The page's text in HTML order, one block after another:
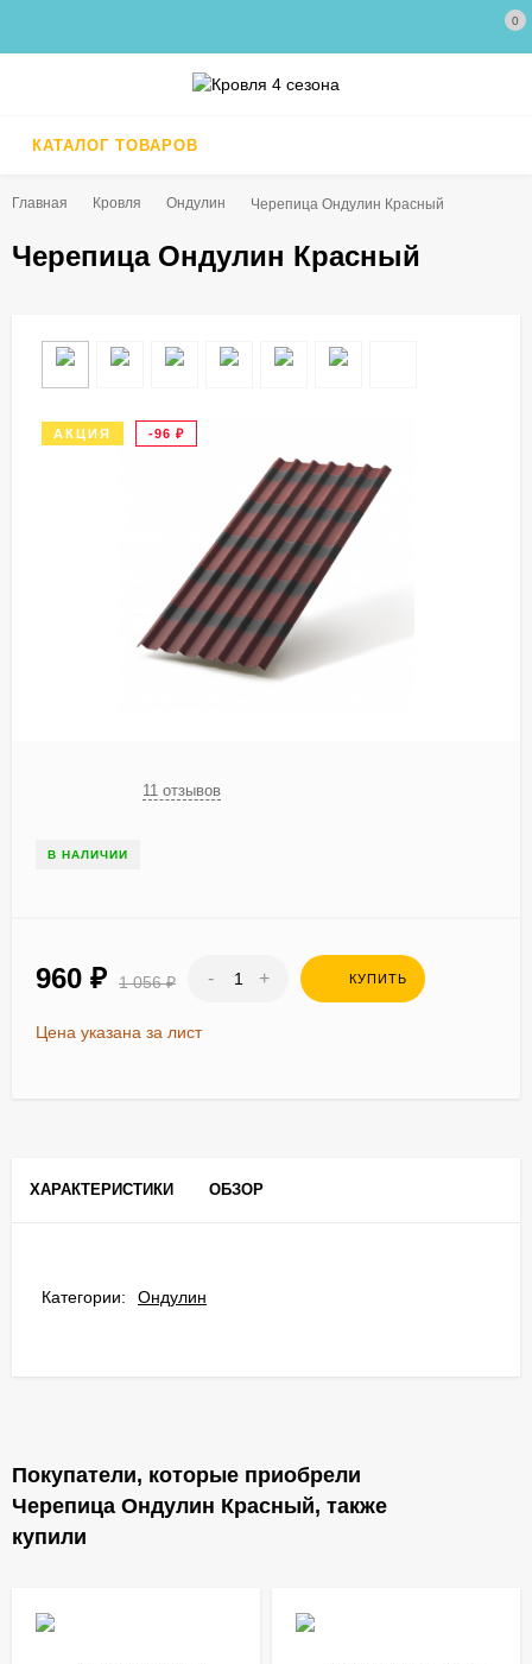
0
КАТАЛОГ ТОВАРОВ
Главная Кровля Ондулин Черепица Ондулин Красный
Черепица Ондулин Красный
АКЦИЯ -96 ₽
11 отзывов
В НАЛИЧИИ
960 ₽ 1 056₽ - + КУПИТЬ
Цена указана за лист
ХАРАКТЕРИСТИКИ ОБЗОР
Категории: Ондулин
Покупатели, которые приобрели
Черепица Ондулин Красный, также
купили